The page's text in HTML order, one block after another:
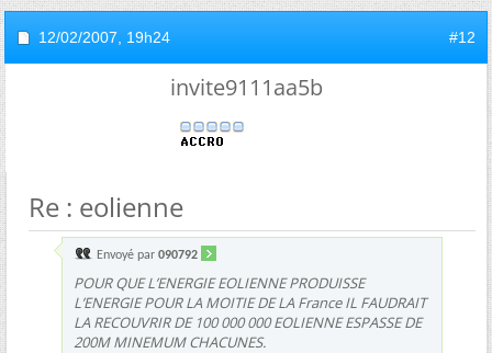
12/02/2007, 19h24 #12
invite9111aa5b
Re : eolienne
Envoyé par 090792
POUR QUE L’ENERGIE EOLIENNE PRODUISSE
L’ENERGIE POUR LA MOITIE DE LA France IL FAUDRAIT
LA RECOUVRIR DE 100 000 000 EOLIENNE ESPASSE DE
200M MINEMUM CHACUNES.